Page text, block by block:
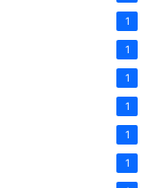
1
1
1
1
1
1